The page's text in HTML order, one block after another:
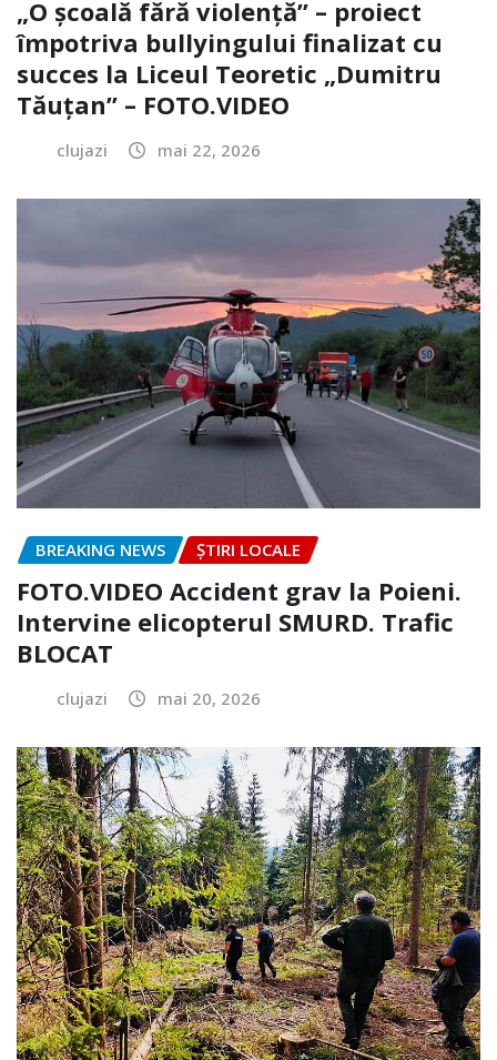
„O școală fără violență” – proiect
împotriva bullyingului finalizat cu
succes la Liceul Teoretic „Dumitru
Tăuțan” – FOTO.VIDEO
clujazi mai 22, 2026
BREAKING NEWS ȘTIRI LOCALE
FOTO.VIDEO Accident grav la Poieni.
Intervine elicopterul SMURD. Trafic
BLOCAT
clujazi mai 20, 2026